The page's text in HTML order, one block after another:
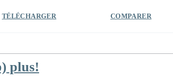
TÉLÉCHARGER COMPARER
plus!